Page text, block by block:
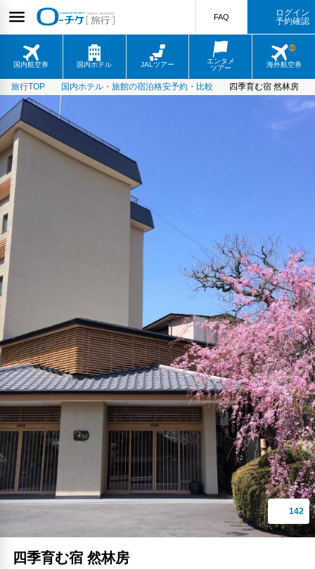
国内航空券 国内ホテル JALツアー
エンタメ
ツアー
海外航空券
FAQ
ログイン
予約確認
旅行TOP 国内ホテル・旅館の宿泊格安予約・比較 四季育む宿 然林房
四季育む宿 然林房